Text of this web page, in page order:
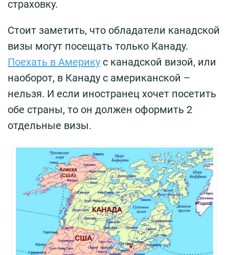
страховку.
Стоит заметить, что обладатели канадской
визы могут посещать только Канаду.
Поехать в Америку с канадской визой, или
наоборот, в Канаду с американской –
нельзя. И если иностранец хочет посетить
обе страны, то он должен оформить 2
отдельные визы.